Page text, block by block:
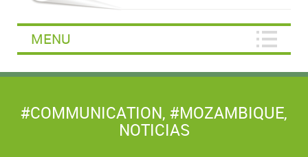
MENU
#COMMUNICATION, #MOZAMBIQUE,
NOTICIAS